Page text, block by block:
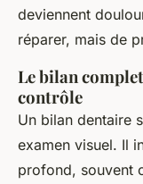
deviennent
réparer, mais de
Le bilan
contrôle
Un bilan dentaire
examen visuel. Il
profond, souvent